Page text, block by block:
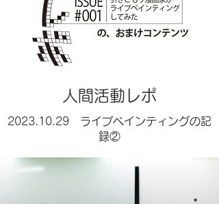
​人間活動レポ
2023.10.29 ライブペインティングの記
録②